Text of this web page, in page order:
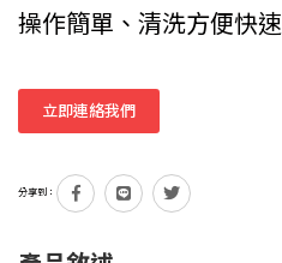
操作簡單、清洗方便快速
立即連絡我們
分享到：